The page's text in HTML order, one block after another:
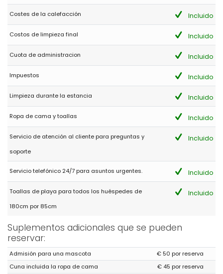
Costes de la calefacción Incluido
Costos de limpieza final Incluido
Cuota de administracion Incluido
Impuestos Incluido
Limpieza durante la estancia Incluido
Ropa de cama y toallas Incluido
Servicio de atención al cliente para preguntas y
soporte
Incluido
Servicio telefónico 24/7 para asuntos urgentes. Incluido
Toallas de playa para todos los huéspedes de
180cm por 85cm
Incluido
Suplementos adicionales que se pueden
reservar:
Admisión para una mascota
€ 50 por reserva
Cuna incluida la ropa de cama
€ 45 por reserva